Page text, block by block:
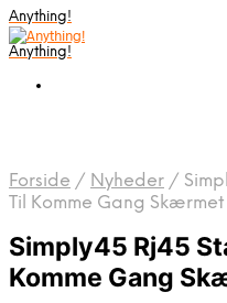
Anything!
Anything!
Forside / Nyheder /
Til Komme Gang Skærmet
Simply45 Rj45
Komme Gang